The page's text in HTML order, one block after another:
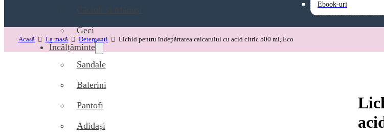
Geci
Încălțăminte
Sandale
Balerini
Pantofi
Adidași
Ebook-uri
Acasă La masă Detergenți Lichid pentru îndepărtarea calcarului cu acid citric 500 ml, Eco